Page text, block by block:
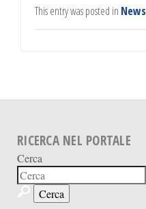
This entry was posted in News
RICERCA NEL PORTALE
Cerca